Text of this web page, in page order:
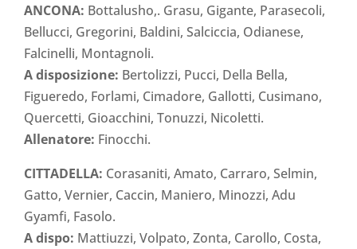
ANCONA: Bottalusho,. Grasu, Gigante, Parasecoli,
Bellucci, Gregorini, Baldini, Salciccia, Odianese,
Falcinelli, Montagnoli.
A disposizione: Bertolizzi, Pucci, Della Bella,
Figueredo, Forlami, Cimadore, Gallotti, Cusimano,
Quercetti, Gioacchini, Tonuzzi, Nicoletti.
Allenatore: Finocchi.
CITTADELLA: Corasaniti, Amato, Carraro, Selmin,
Gatto, Vernier, Caccin, Maniero, Minozzi, Adu
Gyamfi, Fasolo.
A dispo: Mattiuzzi, Volpato, Zonta, Carollo, Costa,